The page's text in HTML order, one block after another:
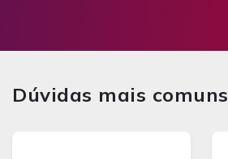
Dúvidas mais comuns